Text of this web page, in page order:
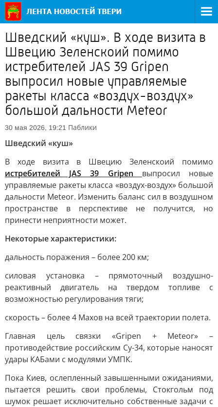
Шведский «куш». В ходе визита в
Швецию Зеленскоий помимо
истребителей JAS 39 Gripen
выпросил новые управляемые
ракеты класса «воздух-воздух»
большой дальности Meteor
30 мая 2026, 19:21 Паблики
Шведский «куш»
В ходе визита в Швецию Зеленскоий помимо
истребителей JAS 39 Gripen выпросил новые
управляемые ракеты класса «воздух-воздух» большой
дальности Meteor. Изменить баланс сил в воздушном
пространстве в перспективе не получится, но
принести неприятности может.
Некоторые характеристики:
дальность поражения – более 200 км;
силовая установка – прямоточный воздушно-
реактивный двигатель на твердом топливе с
возможностью регулирования тяги;
скорость – более 4 Махов на всей траектории полета.
Главная цель связки «Gripen + Meteor» –
противодействие российским Су-34, которые наносят
удары КАБами с модулями УМПК.
Пока Киев, ослепленный завышенными ожиданиями,
пытается решить свои проблемы, Стокгольм под
шумок решает исключительно собственные задачи с